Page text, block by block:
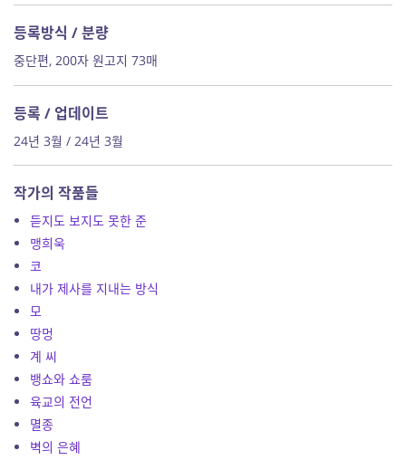
등록방식 / 분량
중단편, 200자 원고지 73매
등록 / 업데이트
24년 3월 / 24년 3월
작가의 작품들
듣지도 보지도 못한 준
맹희욱
코
내가 제사를 지내는 방식
모
땅멍
계 씨
뱅쇼와 쇼룸
육교의 전언
멸종
벽의 은혜